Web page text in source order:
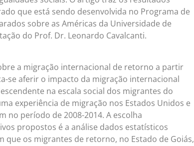
que está sendo desenvolvida no Programa de
sobre as Américas da Universidade de
do Prof. Dr. Leonardo Cavalcanti.
a migração internacional de retorno a partir
se aferir o impacto da migração internacional
na escala social dos migrantes do
experiência de migração nos Estados Unidos e
no período de 2008-2014. A escolha
propostos é a análise dados estatísticos
que os migrantes de retorno, no Estado de Goiás,